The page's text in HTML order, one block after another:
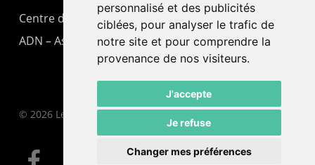
personnalisé et des publicités
ciblées, pour analyser le trafic de
notre site et pour comprendre la
provenance de nos visiteurs.
J'accepte
Je refuse
Changer mes préférences
Centre de culture ABC
ADN – Association Danse Neuchâtel
© 2026 Le Pommier.
facebook email